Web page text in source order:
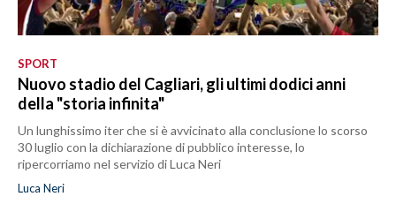
SPORT
Nuovo stadio del Cagliari, gli ultimi dodici anni
della "storia infinita"
Un lunghissimo iter che si è avvicinato alla conclusione lo scorso
30 luglio con la dichiarazione di pubblico interesse, lo
ripercorriamo nel servizio di Luca Neri
Luca Neri